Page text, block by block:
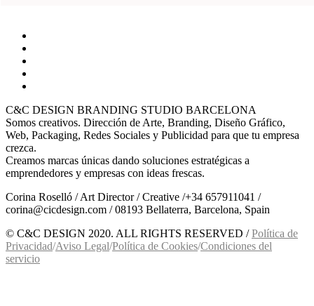
C&C DESIGN BRANDING STUDIO BARCELONA
Somos creativos. Dirección de Arte, Branding, Diseño Gráfico,
Web, Packaging, Redes Sociales y Publicidad para que tu empresa
crezca.
Creamos marcas únicas dando soluciones estratégicas a
emprendedores y empresas con ideas frescas.
Corina Roselló / Art Director / Creative /+34 657911041 /
corina@cicdesign.com / 08193 Bellaterra, Barcelona, Spain
© C&C DESIGN 2020. ALL RIGHTS RESERVED /Política de
Privacidad/Aviso Legal/Política de Cookies/Condiciones del
servicio